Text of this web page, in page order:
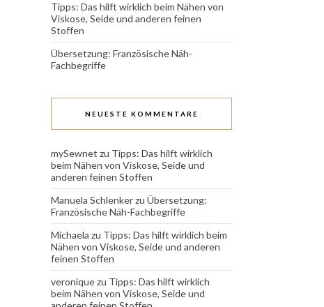
Tipps: Das hilft wirklich beim Nähen von
Viskose, Seide und anderen feinen
Stoffen
Übersetzung: Französische Näh-
Fachbegriffe
NEUESTE KOMMENTARE
mySewnet zu Tipps: Das hilft wirklich
beim Nähen von Viskose, Seide und
anderen feinen Stoffen
Manuela Schlenkerzu Übersetzung:
Französische Näh-Fachbegriffe
Michaela zu Tipps: Das hilft wirklich beim
Nähen von Viskose, Seide und anderen
feinen Stoffen
veroniquezu Tipps: Das hilft wirklich
beim Nähen von Viskose, Seide und